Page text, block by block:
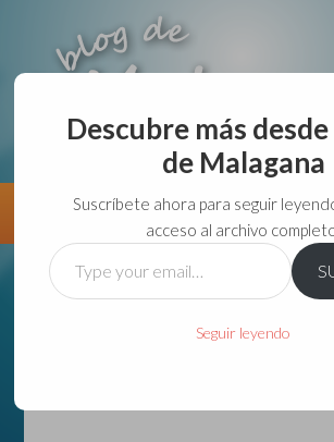
aunque lo haga de malas lo
Información Directorio
Descubre más
de Malagana
Suscríbete ahora para seguir
acceso al archivo
Type
your
Seguir leyendo